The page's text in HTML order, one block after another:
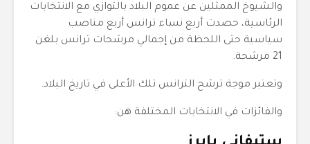
والشيوخ الممثلين عن عموم البلاد بالتوازي مع الانتخابات
الرئاسية، حصدت أربع نساء ترانس أربع مناصب
سياسية حتى اللحظة من إجمالي مرشحات ترانس بلغن
21 مرشحة.
وتعتبر موجة ترشح الترانس تلك الأعلى في تاريخ البلاد.
والفائزات في الانتخابات المختلفة هن: